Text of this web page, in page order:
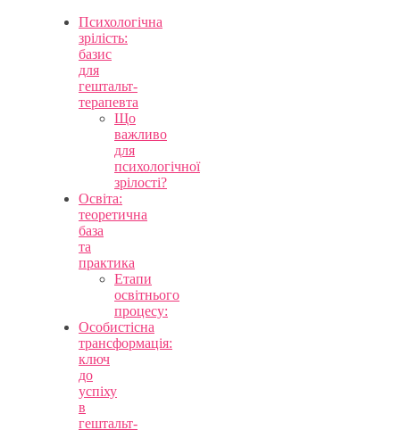
Психологічна
зрілість:
базис
для
гештальт-
терапевта
Що
важливо
для
психологічної
зрілості?
Освіта:
теоретична
база
та
практика
Етапи
освітнього
процесу:
Особистісна
трансформація:
ключ
до
успіху
в
гештальт-